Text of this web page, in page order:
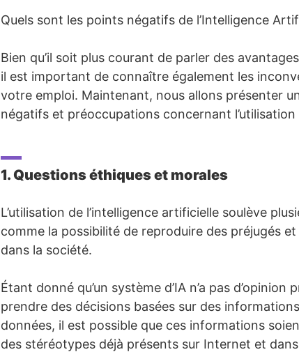
Quels sont les points négatifs de l’Intelligence
Bien qu’il soit plus courant de parler des
il est important de connaître également les
votre emploi. Maintenant, nous allons présenter
négatifs et préoccupations concernant l’utilisation
1. Questions éthiques et morales
L’utilisation de l’intelligence artificielle soulève
comme la possibilité de reproduire des préjugés
dans la société.
Étant donné qu’un système d’IA n’a pas
prendre des décisions basées sur des
données, il est possible que ces informations
des stéréotypes déjà présents sur Internet et